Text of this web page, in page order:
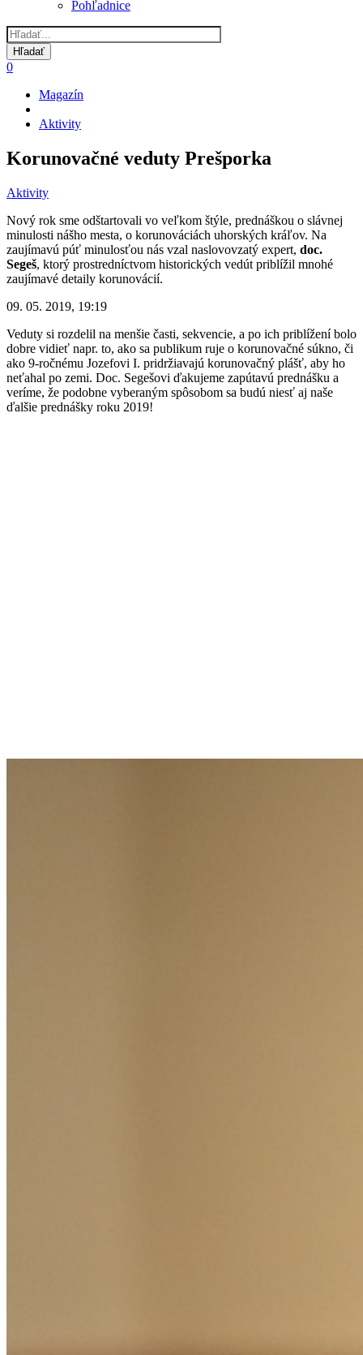
Pohľadnice
0
Omrvinka
Magazín
Aktivity
Korunovačné veduty Prešporka
Aktivity
Nový rok sme odštartovali vo veľkom štýle, prednáškou o slávnej
minulosti nášho mesta, o korunováciách uhorských kráľov. Na
zaujímavú púť minulosťou nás vzal naslovovzatý expert, doc.
Segeš, ktorý prostredníctvom historických vedút priblížil mnohé
zaujímavé detaily korunovácií.
09. 05. 2019, 19:19
Veduty si rozdelil na menšie časti, sekvencie, a po ich priblížení bolo
dobre vidieť napr. to, ako sa publikum ruje o korunovačné súkno, či
ako 9-ročnému Jozefovi I. pridržiavajú korunovačný plášť, aby ho
neťahal po zemi. Doc. Segešovi ďakujeme zapútavú prednášku a
veríme, že podobne vyberaným spôsobom sa budú niesť aj naše
ďalšie prednášky roku 2019!